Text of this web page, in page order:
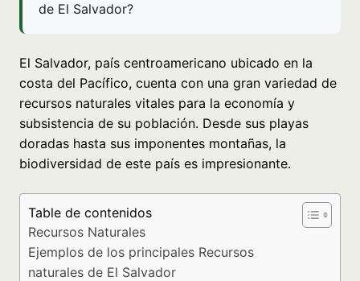
de El Salvador?
El Salvador, país centroamericano ubicado en la
costa del Pacífico, cuenta con una gran variedad de
recursos naturales vitales para la economía y
subsistencia de su población. Desde sus playas
doradas hasta sus imponentes montañas, la
biodiversidad de este país es impresionante.
Table de contenidos
Recursos Naturales
Ejemplos de los principales Recursos
naturales de El Salvador